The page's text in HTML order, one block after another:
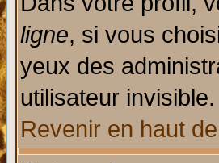
ligne, si vous
yeux des
utilisateur invisible.
Revenir en haut